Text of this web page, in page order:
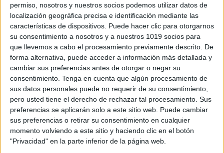
permiso, nosotros y nuestros socios podemos utilizar datos de
localización geográfica precisa e identificación mediante las
características de dispositivos. Puede hacer clic para otorgarnos
su consentimiento a nosotros y a nuestros 1019 socios para
que llevemos a cabo el procesamiento previamente descrito. De
forma alternativa, puede acceder a información más detallada y
cambiar sus preferencias antes de otorgar o negar su
consentimiento. Tenga en cuenta que algún procesamiento de
sus datos personales puede no requerir de su consentimiento,
pero usted tiene el derecho de rechazar tal procesamiento. Sus
preferencias se aplicarán solo a este sitio web. Puede cambiar
sus preferencias o retirar su consentimiento en cualquier
momento volviendo a este sitio y haciendo clic en el botón
"Privacidad" en la parte inferior de la página web.
ENLACE AL GRUPO
DESCARGA MÁS ABAJO EL
RECURSO EN PDF